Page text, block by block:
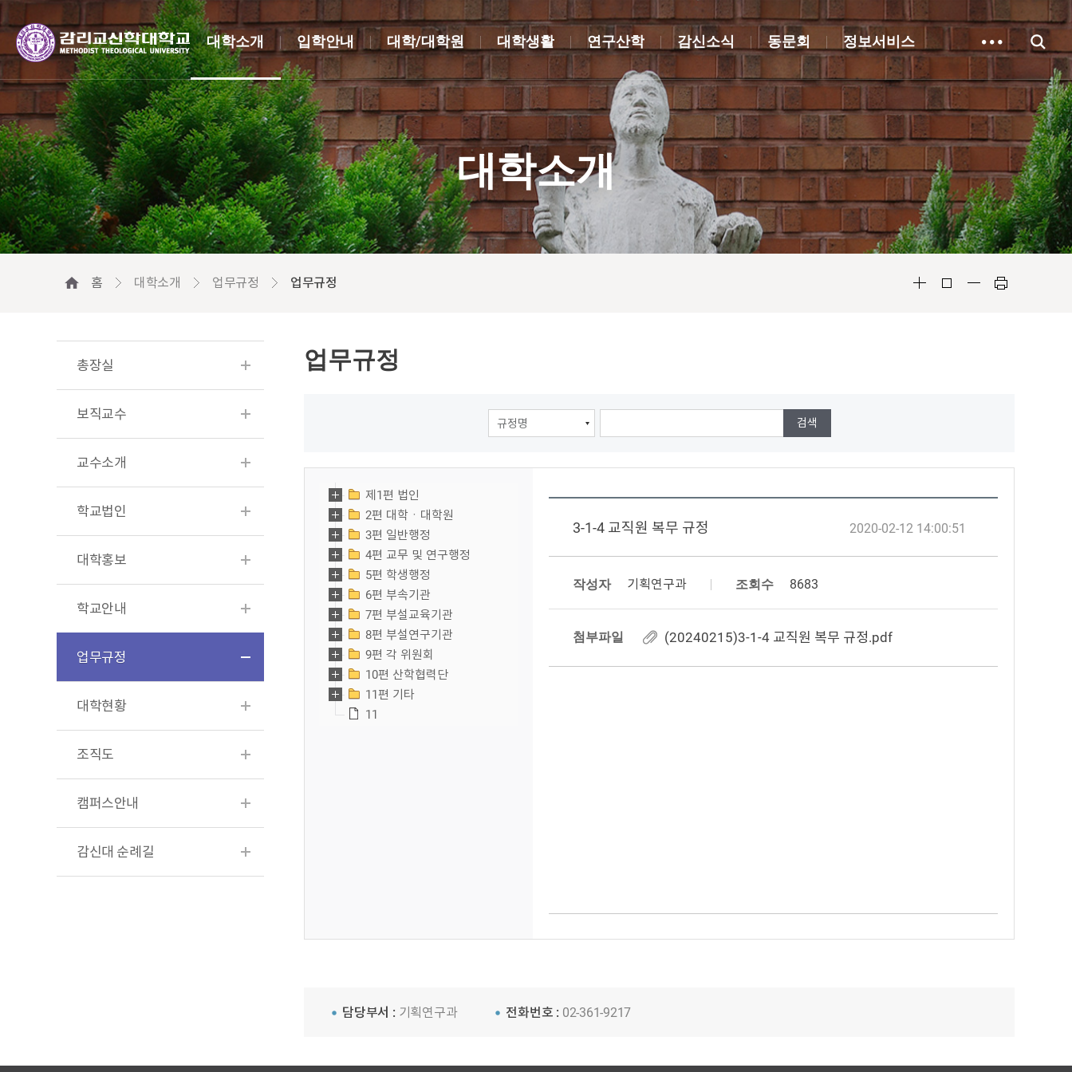
대학소개 입학안내 대학/대학원 대학생활 연구산학 감신소식 동문회 정보서비스
대학소개
홈 대학소개 업무규정 업무규정
총장실
보직교수
교수소개
학교법인
대학홍보
학교안내
업무규정
대학현황
조직도
캠퍼스안내
감신대 순례길
업무규정
제1편 법인
2편 대학ㆍ대학원
3편 일반행정
4편 교무 및 연구행정
5편 학생행정
6편 부속기관
7편 부설교육기관
8편 부설연구기관
9편 각 위원회
10편 산학협력단
11편 기타
11
3-1-4 교직원 복무 규정
작성자 기획연구과
2020-02-12 14:00:51
조회수 8683
첨부파일 (20240215)3-1-4 교직원 복무 규정.pdf
담당부서 : 기획연구과 전화번호 : 02-361-9217